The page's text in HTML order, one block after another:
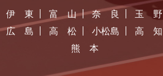
伊 東 富 山 奈 良
玉 野
広 島
高 松 小松島
高 知
熊 本